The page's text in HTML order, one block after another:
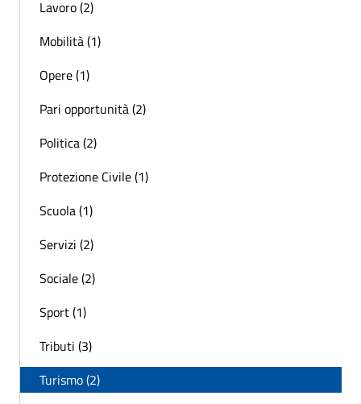
Lavoro (2)
Mobilità (1)
Opere (1)
Pari opportunità (2)
Politica (2)
Protezione Civile (1)
Scuola (1)
Servizi (2)
Sociale (2)
Sport (1)
Tributi (3)
Turismo (2)